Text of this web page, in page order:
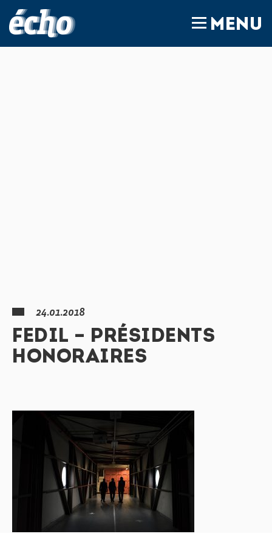
MENU
24.01.2018
FEDIL – PRÉSIDENTS
HONORAIRES